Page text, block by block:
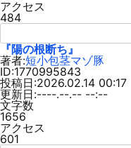
アクセス
484
『陽の根断ち』
著者:短小包茎マゾ豚
ID:1770995843
投稿日:2026.02.14 00:17
更新日:----.--.-- --:--
文字数
1656
アクセス
601